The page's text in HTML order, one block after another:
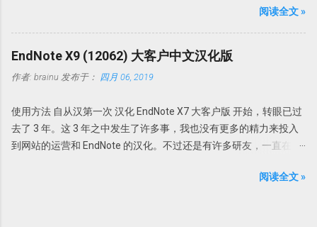
命名方式。可以根据自己的喜好选择重命名方式，如上Author +
前导入的PDF无效。 PDF导入自动分组：PDF Import &...
的课堂——小学教师的课堂管理」，其他有用的信息较少。这本书还
有另外两名作者，一个叫「emmer,e」。 我们再找个关键词搜索一
下。以关键词「evertson,c emmer,e」进行搜索，发现 埃弗森 应该
叫「Carolyn M. Evertson」进行搜索，有用的信息更多了。 比如
Department of Teaching and Learning 这更清楚了， Carolyn M.
Evertson 是 Vanderbilt University 教授，教学与研究系。继续增加
这些关键词，可以找到这么一个网页
这些了吧。甚至我们可以找到范德堡大学的主页，进一步搜索该教
参考文献，然后选择保留哪一个。 3、如果选择「Cancel」，可以
回到EndNote，一次性删除重复的参考文献。 EndNote如何判定参
考文献是否重复？此时需要设置一下。 依次选择「Edit」
→「Preferences」→「Duplicates」 一般来讲，如果两篇文献的作
者，发表年代，以及题目一样即可认为是一样的参考文献。因此，
重 其实我们完全可以把去重完全自动化。 依次打开Edit」
→「Preferences」→「Duplicates」，选择「Atuomatically
discard duplicates」打勾，这样， EndNote 在查询文献或者导入文
阅读全文 »
EndNote X9 (12062) 大客户中文汉化版
作者: brainu 发布于： 四月 06, 2019
使用方法 自从汉第一次 汉化 EndNote X7 大客户版 开始，转眼已过
去了 3 年。这 3 年之中发生了许多事，我也没有更多的精力来投入
到网站的运营和 EndNote 的汉化。不过还是有许多研友，一直在关
此，抽空汉化了 EndNote X9 Bld 12062 大客户版。不过悲催的是，
阅读全文 »